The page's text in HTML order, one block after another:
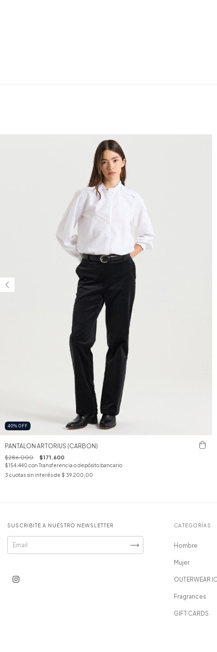
40% OFF
PANTALON ARTORIUS (CARBON)
$286.000 $171.600
$154.440 con Transferencia o depósito bancario
3 cuotas sin interés de $ 39.200,00
SUSCRIBITE A NUESTRO NEWSLETTER CATEGORÍAS
Hombre
Mujer
OUTERWEAR
Fragrances
GIFT CARDS